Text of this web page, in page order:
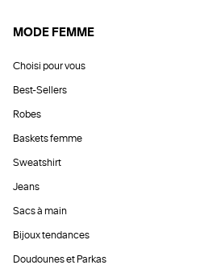
MODE FEMME
Choisi pour vous
Best-Sellers
Robes
Baskets femme
Sweatshirt
Jeans
Sacs à main
Bijoux tendances
Doudounes et Parkas